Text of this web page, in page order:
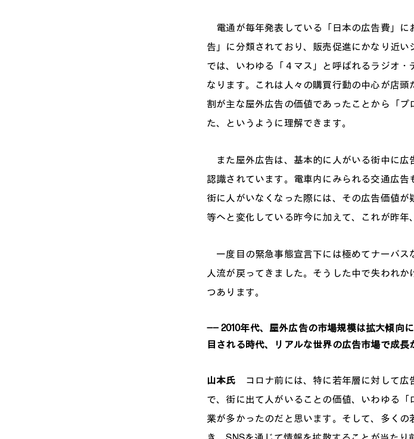
電通が毎年発表している「日本の広告費」に
告」に分類されており、販売促進にかなり近
では、いわゆる「４マス」と呼ばれるラジオ
なります。これは人々の購買行動の中心が店
割が主な屋外広告の価値であったことから「
た、というように理解できます。
また屋外広告は、基本的に人がいる街中に広
認識されています。電車内にみられる交通広
街に人がいなくなった際には、その広告価値
等へと変化している昨今に加えて、これが昨年
一度目の緊急事態宣言下には極めてナーバス
人流が戻ってきました。そうした中で失われ
つあります。
―― 2010年代、屋外広告の市場規模は拡大傾向
目される時代、リアルな世界の広告市場で成長
山本氏 コロナ前には、特に若年層に対して広
で、街に出て人がいることの価値、いわゆる
業が多かったのだと思います。そして、多く